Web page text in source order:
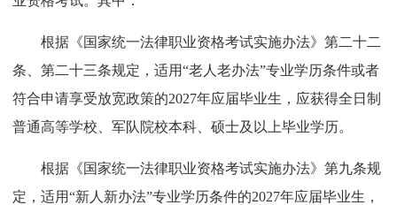
根据《国家统一法律职业资格考试实施办法》第二十二
条、第二十三条规定，适用“老人老办法”专业学历条件或者
符合申请享受放宽政策的2027年应届毕业生，应获得全日制
普通高等学校、军队院校本科、硕士及以上毕业学历。
根据《国家统一法律职业资格考试实施办法》第九条规
定，适用“新人新办法”专业学历条件的2027年应届毕业生，